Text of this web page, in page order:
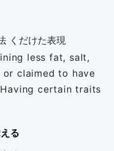
くだけた表現
less fat, salt,
or claimed to have
certain traits
る